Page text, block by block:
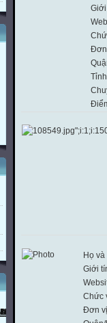
Họ và
Giới
Chức
Đơn vị